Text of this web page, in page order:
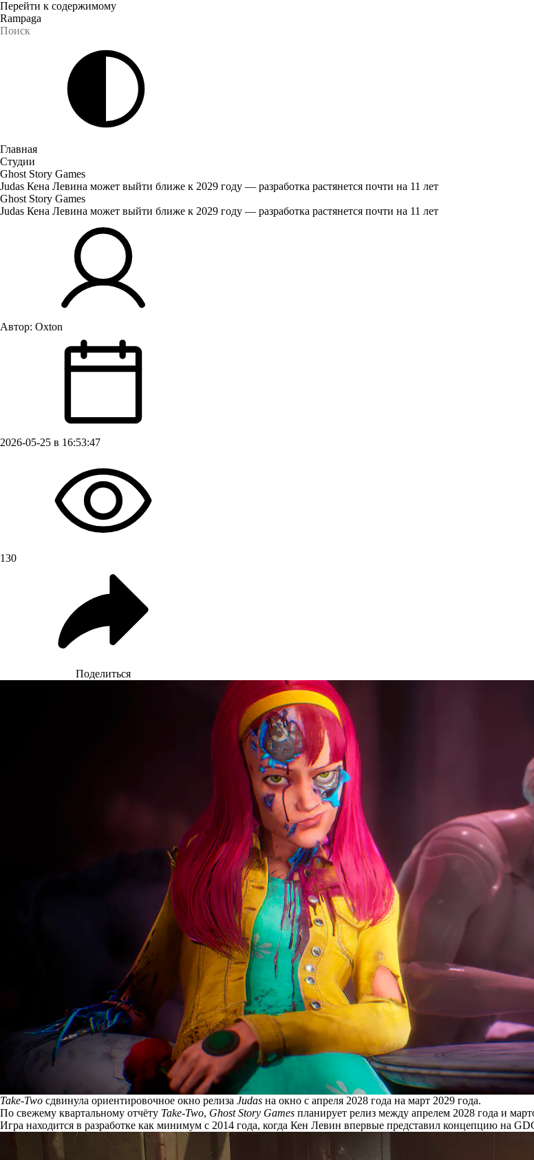
Перейти к содержимому
Rampaga
Главная
Студии
Ghost Story Games
Judas Кена Левина может выйти ближе к 2029 году — разработка растянется почти на 11 лет
Ghost Story Games
Judas Кена Левина может выйти ближе к 2029 году — разработка растянется почти на 11 лет
Автор: Oxton
2026-05-25 в 16:53:47
130
Поделиться
Take-Two сдвинула ориентировочное окно релиза Judas на окно с апреля 2028 года на март 2029 года.
По свежему квартальному отчёту Take-Two, Ghost Story Games планирует релиз между апрелем 2028 года и
Игра находится в разработке как минимум с 2014 года, когда Кен Левин впервые представил концепцию на